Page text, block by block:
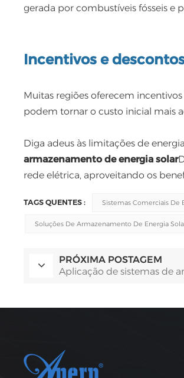
gerada por combustíveis fósseis e
Incentivos e
Muitas regiões oferecem
podem tornar o custo inicial mais
Diga adeus às limitações de
armazenamento de energia solar
rede elétrica, aproveitando os
TAGS QUENTES : Sistemas Comerciais De
Soluções De Armazenamento De Energia
PRÓXIMA POSTAGEM
Aplicação de sistemas de